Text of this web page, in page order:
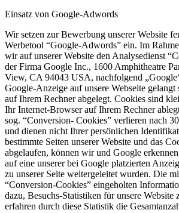
Einsatz von Google-Adwords
Wir setzen zur Bewerbung unserer Website
Werbetool “Google-Adwords” ein. Im
wir auf unserer Website den Analysedienst
der Firma Google Inc., 1600 Amphitheatre
View, CA 94043 USA, nachfolgend
Google-Anzeige auf unsere Webseite
auf Ihrem Rechner abgelegt. Cookies sind
Ihr Internet-Browser auf Ihrem Rechner
sog. “Conversion- Cookies” verlieren nach
und dienen nicht Ihrer persönlichen
bestimmte Seiten unserer Website und das
abgelaufen, können wir und Google
auf eine unserer bei Google platzierten
zu unserer Seite weitergeleitet wurden. Die
“Conversion-Cookies” eingeholten
dazu, Besuchs-Statistiken für unsere Website
erfahren durch diese Statistik die